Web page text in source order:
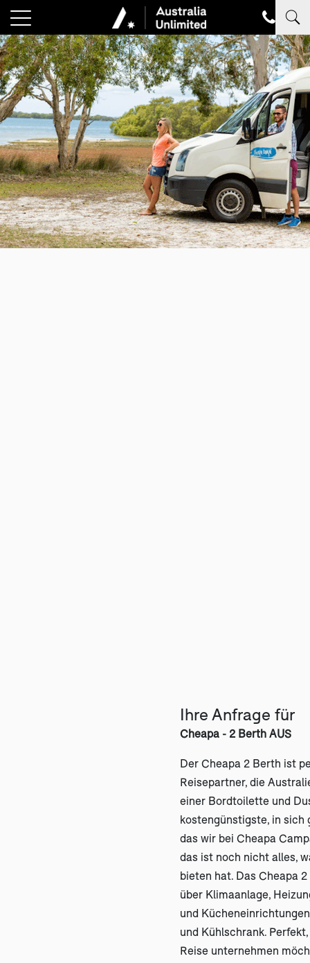
Ihre Anfrage für
Cheapa - 2 Berth AUS
Der Cheapa 2 Berth ist
Reisepartner, die
einer Bordtoilette und
kostengünstigste, in sich
das wir bei Cheapa
das ist noch nicht alles,
bieten hat. Das Cheapa
über Klimaanlage,
und
und Kühlschrank.
Reise unternehmen